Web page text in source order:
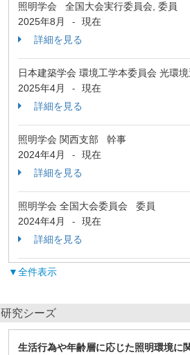
照明学会 全国大会実行委員会, 委員
2025年8月
-
現在
詳細を見る
日本建築学会 環境工学本委員会 光環
2025年4月
-
現在
詳細を見る
照明学会 関西支部 幹事
2024年4月
-
現在
詳細を見る
照明学会 全国大会委員会 委員
2024年4月
-
現在
詳細を見る
▼全件表示
研究シーズ
生活行為や年齢層に応じた照明環境に